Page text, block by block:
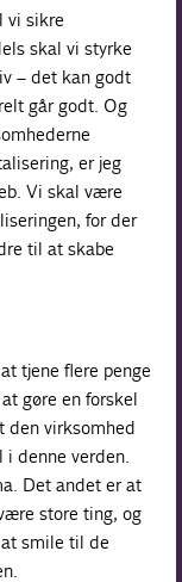
vi sikre
skal vi styrke
– det kan godt
går godt. Og
er jeg
Vi skal være
for der
til at skabe
tjene flere penge
gøre en forskel
den virksomhed
denne verden.
Det andet er at
store ting, og
smile til de